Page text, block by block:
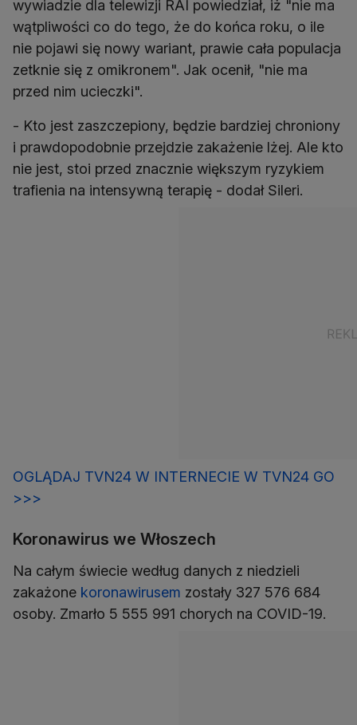
wywiadzie dla telewizji RAI powiedział, iż "nie ma
wątpliwości co do tego, że do końca roku, o ile
nie pojawi się nowy wariant, prawie cała populacja
zetknie się z omikronem". Jak ocenił, "nie ma
przed nim ucieczki".
- Kto jest zaszczepiony, będzie bardziej chroniony
i prawdopodobnie przejdzie zakażenie lżej. Ale kto
nie jest, stoi przed znacznie większym ryzykiem
trafienia na intensywną terapię - dodał Sileri.
OGLĄDAJ TVN24 W INTERNECIE W TVN24 GO
>>>
Koronawirus we Włoszech
Na całym świecie według danych z niedzieli
zakażone koronawirusem zostały 327 576 684
osoby. Zmarło 5 555 991 chorych na COVID-19.